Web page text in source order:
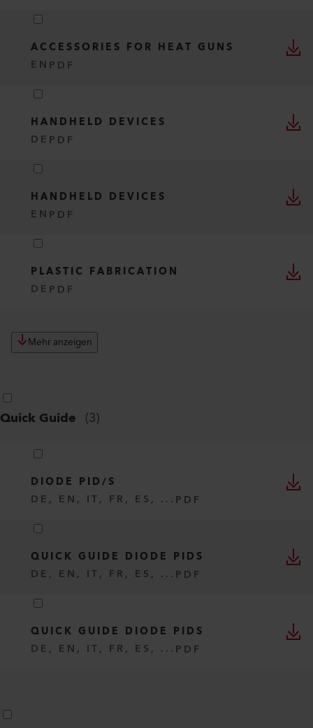
ACCESSORIES FOR HEAT GUNS
EN PDF
HANDHELD DEVICES
DE PDF
HANDHELD DEVICES
EN PDF
PLASTIC FABRICATION
DE PDF
Mehr anzeigen
Quick Guide (3)
DIODE PID/S
DE, EN, IT, FR, ES, ... PDF
QUICK GUIDE DIODE PIDS
DE, EN, IT, FR, ES, ... PDF
QUICK GUIDE DIODE PIDS
DE, EN, IT, FR, ES, ... PDF